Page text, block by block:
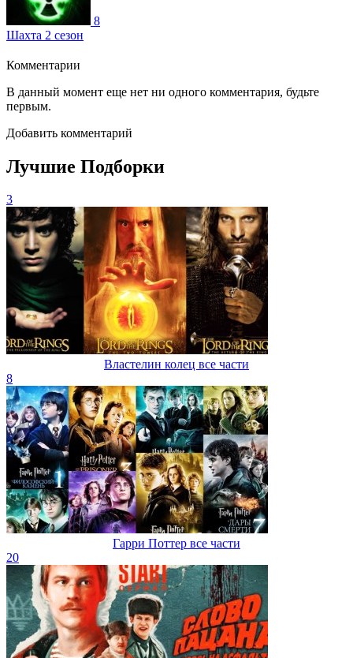
8
Шахта 2 сезон
Комментарии
В данный момент еще нет ни одного комментария, будьте
первым.
Добавить комментарий
Лучшие Подборки
3
Властелин колец все части
8
Гарри Поттер все части
20